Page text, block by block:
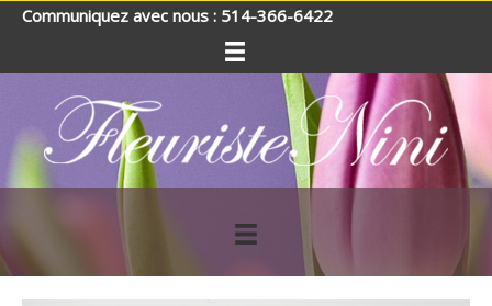
Communiquez avec nous : 514-366-6422